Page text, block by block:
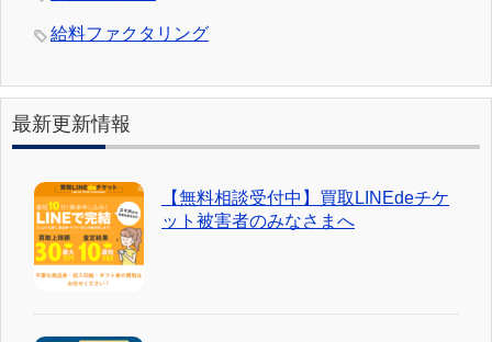
給料ファクタリング
最新更新情報
【無料相談受付中】買取LINEdeチケ
ット被害者のみなさまへ